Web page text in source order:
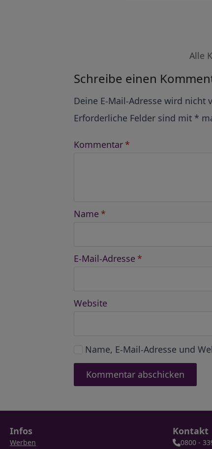
Alle
Schreibe einen
Deine E-Mail-Adresse wird nicht
Erforderliche Felder sind mit *
Kommentar *
Name *
E-Mail-Adresse *
Website
Name, E-Mail-Adresse und
Infos
Werben
Kontakt
0800 -